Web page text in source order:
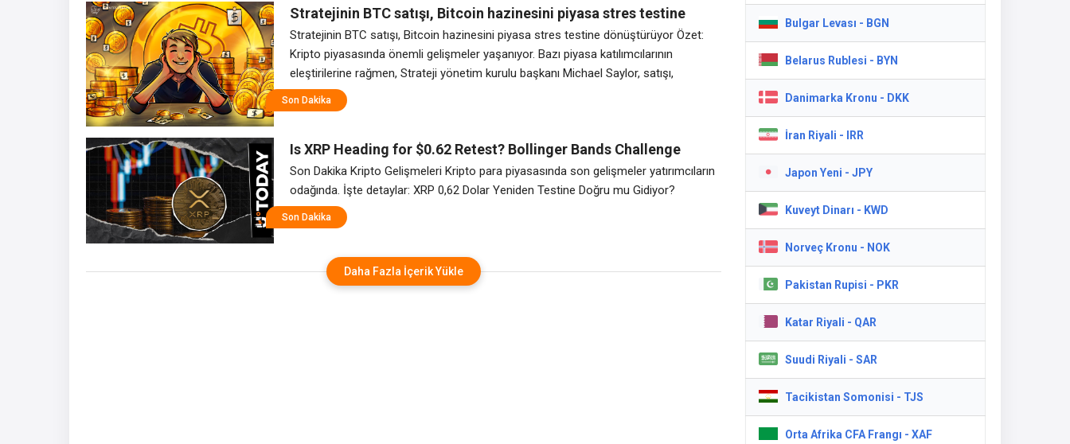
Stratejinin BTC satışı, Bitcoin hazinesini piyasa stres testine
dönüştürüyor
Stratejinin BTC satışı, Bitcoin hazinesini piyasa stres testine dönüştürüyor Özet:
Kripto piyasasında önemli gelişmeler yaşanıyor. Bazı piyasa katılımcılarının
eleştirilerine rağmen, Strateji yönetim kurulu başkanı Michael Saylor, satışı,
stratejinin Bitcoin varlıkları tarafından desteklenen yatırımcılara gelir sunan, şirketin
getiri sağlayan imtiyazlı hisse senedi olan STRC’yi desteklemeye yönelik daha geniş
Son Dakika
Is XRP Heading for $0.62 Retest? Bollinger Bands Challenge
Spring Recovery Hopes | Kripto Haberleri
Son Dakika Kripto Gelişmeleri Kripto para piyasasında son gelişmeler yatırımcıların
odağında. İşte detaylar: XRP 0,62 Dolar Yeniden Testine Doğru mu Gidiyor?
Son Dakika
Daha Fazla İçerik Yükle
Bulgar Levası - BGN
Belarus Rublesi - BYN
Danimarka Kronu - DKK
İran Riyali - IRR
Japon Yeni - JPY
Kuveyt Dinarı - KWD
Norveç Kronu - NOK
Pakistan Rupisi - PKR
Katar Riyali - QAR
Suudi Riyali - SAR
Tacikistan Somonisi - TJS
Orta Afrika CFA Frangı - XAF